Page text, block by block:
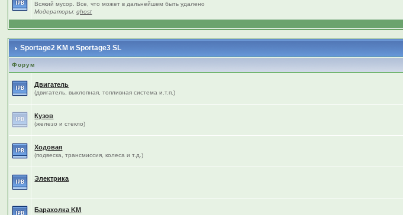
Всякий мусор. Все, что может в дальнейшем быть удалено
Модераторы:ghost
Sportage2 KM и Sportage3 SL
Форум
Двигатель
(двигатель, выхлопная, топливная система и.т.п.)
Кузов
(железо и стекло)
Ходовая
(подвеска, трансмиссия, колеса и т.д.)
Электрика
Барахолка KM